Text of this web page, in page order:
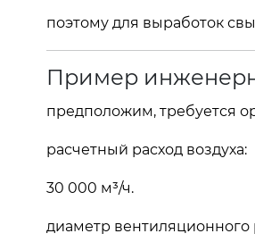
поэтому для выработок
Пример
предположим, требуется
расчетный расход воздуха:
30 000 м³/ч.
диаметр вентиляционного